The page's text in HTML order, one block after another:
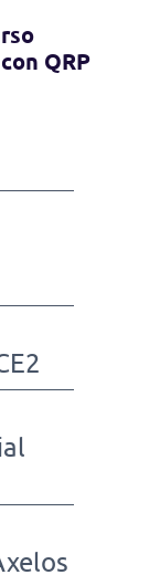
QRP